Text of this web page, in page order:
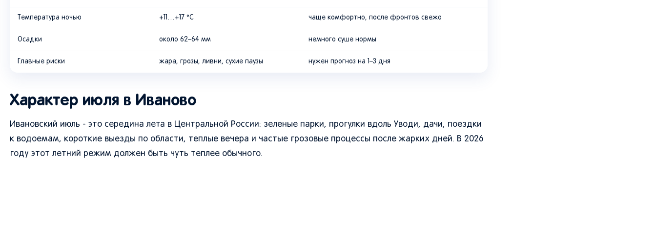
Температура ночью +11…+17 °C чаще комфортно, после фронтов свежо
Осадки около 62–64 мм немного суше нормы
Главные риски жара, грозы, ливни, сухие паузы нужен прогноз на 1–3 дня
Характер июля в Иваново
Ивановский июль - это середина лета в Центральной России: зеленые парки, прогулки вдоль Уводи, дачи, поездки
к водоемам, короткие выезды по области, теплые вечера и частые грозовые процессы после жарких дней. В 2026
году этот летний режим должен быть чуть теплее обычного.